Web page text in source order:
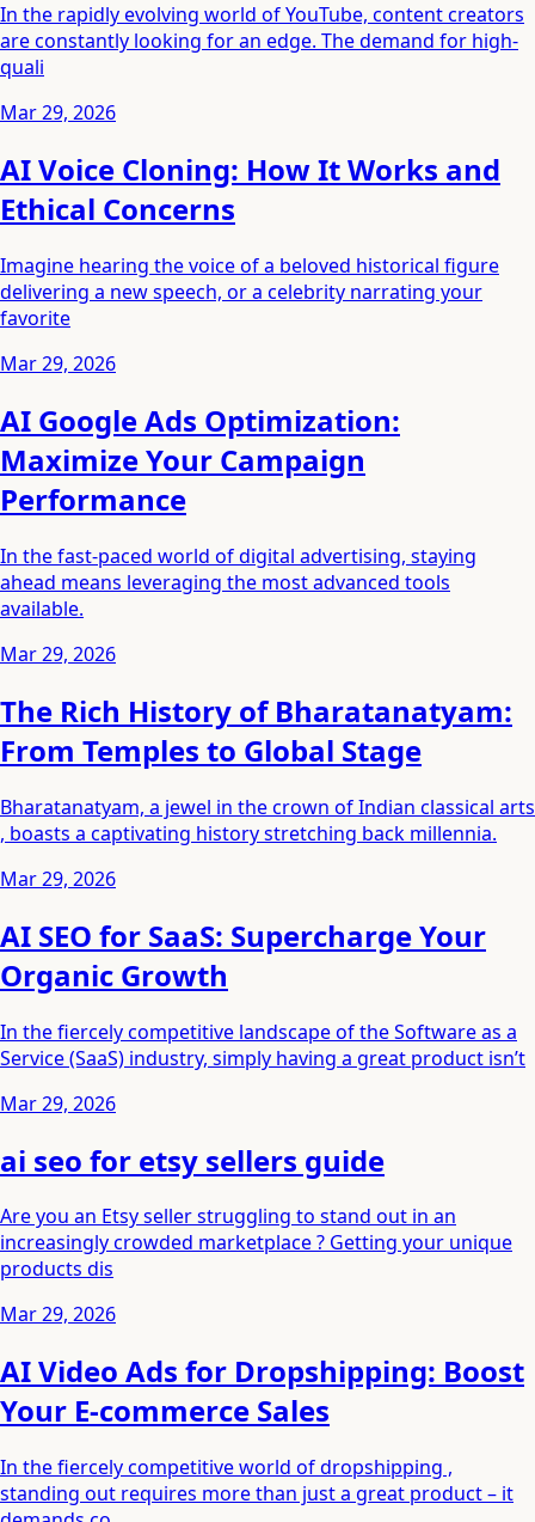
In the rapidly evolving world of YouTube, content creators
are constantly looking for an edge. The demand for high-
quali
Mar 29, 2026
AI Voice Cloning: How It Works and
Ethical Concerns
Imagine hearing the voice of a beloved historical figure
delivering a new speech, or a celebrity narrating your
favorite
Mar 29, 2026
AI Google Ads Optimization:
Maximize Your Campaign
Performance
In the fast-paced world of digital advertising, staying
ahead means leveraging the most advanced tools
available.
Mar 29, 2026
The Rich History of Bharatanatyam:
From Temples to Global Stage
Bharatanatyam, a jewel in the crown of Indian classical arts
, boasts a captivating history stretching back millennia.
Mar 29, 2026
AI SEO for SaaS: Supercharge Your
Organic Growth
In the fiercely competitive landscape of the Software as a
Service (SaaS) industry, simply having a great product isn’t
Mar 29, 2026
ai seo for etsy sellers guide
Are you an Etsy seller struggling to stand out in an
increasingly crowded marketplace ? Getting your unique
products dis
Mar 29, 2026
AI Video Ads for Dropshipping: Boost
Your E-commerce Sales
In the fiercely competitive world of dropshipping ,
standing out requires more than just a great product – it